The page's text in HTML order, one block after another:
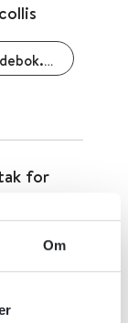
Om
Metodebok.no
for